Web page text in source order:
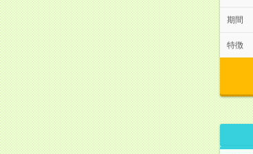
期間
特徴